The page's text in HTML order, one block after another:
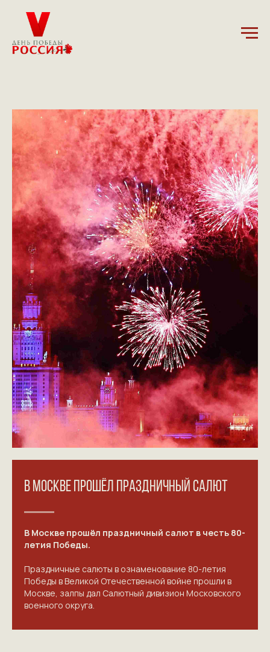
В МОСКВЕ ПРОШЁЛ ПРАЗДНИЧНЫЙ САЛЮТ
В Москве прошёл праздничный салют в честь 80-
летия Победы.
Праздничные салюты в ознаменование 80-летия
Победы в Великой Отечественной войне прошли в
Москве, залпы дал Салютный дивизион Московского
военного округа.